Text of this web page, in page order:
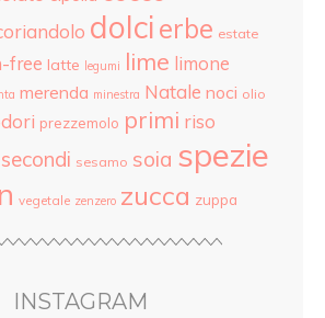
dolci erbe estate
free latte legumi lime limone
merenda minestra Natale noci olio
prezzemolo primi riso
secondi sesamo soia spezie
vegetale zenzero zucca zuppa
INSTAGRAM